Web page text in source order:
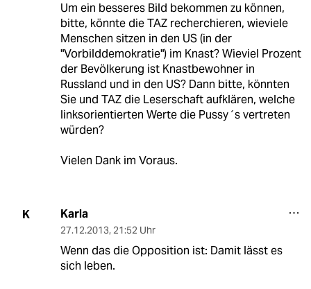
Um ein besseres Bild bekommen zu können,
bitte, könnte die TAZ recherchieren, wieviele
Menschen sitzen in den US (in der
"Vorbilddemokratie") im Knast? Wieviel Prozent
der Bevölkerung ist Knastbewohner in
Russland und in den US? Dann bitte, könnten
Sie und TAZ die Leserschaft aufklären, welche
linksorientierten Werte die Pussy´s vertreten
würden?
Vielen Dank im Voraus.
K Karla
27.12.2013, 21:52 Uhr
Wenn das die Opposition ist: Damit lässt es
sich leben.